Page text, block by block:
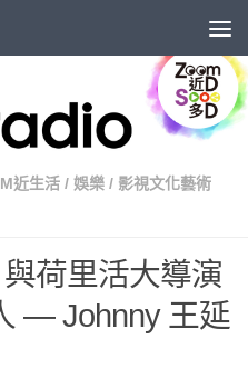
近生活 / 娛樂 / 影視文化藝術
荷里活大導演
— Johnny 王延